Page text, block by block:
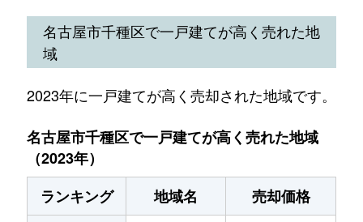
名古屋市千種区で一戸建てが高く売れた地
域
2023年に一戸建てが高く売却された地域です。
名古屋市千種区で一戸建てが高く売れた地域
（2023年）
ランキング
地域名
売却価格